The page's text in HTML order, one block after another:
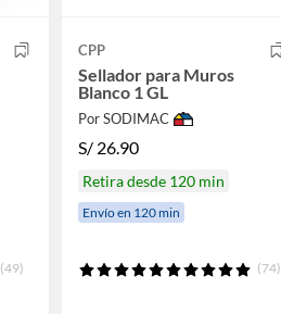
(49)
CPP
Sellador para Muros
Blanco 1 GL
Por SODIMAC
S/ 26.90
Retira desde 120 min
Envío en 120 min
(74)